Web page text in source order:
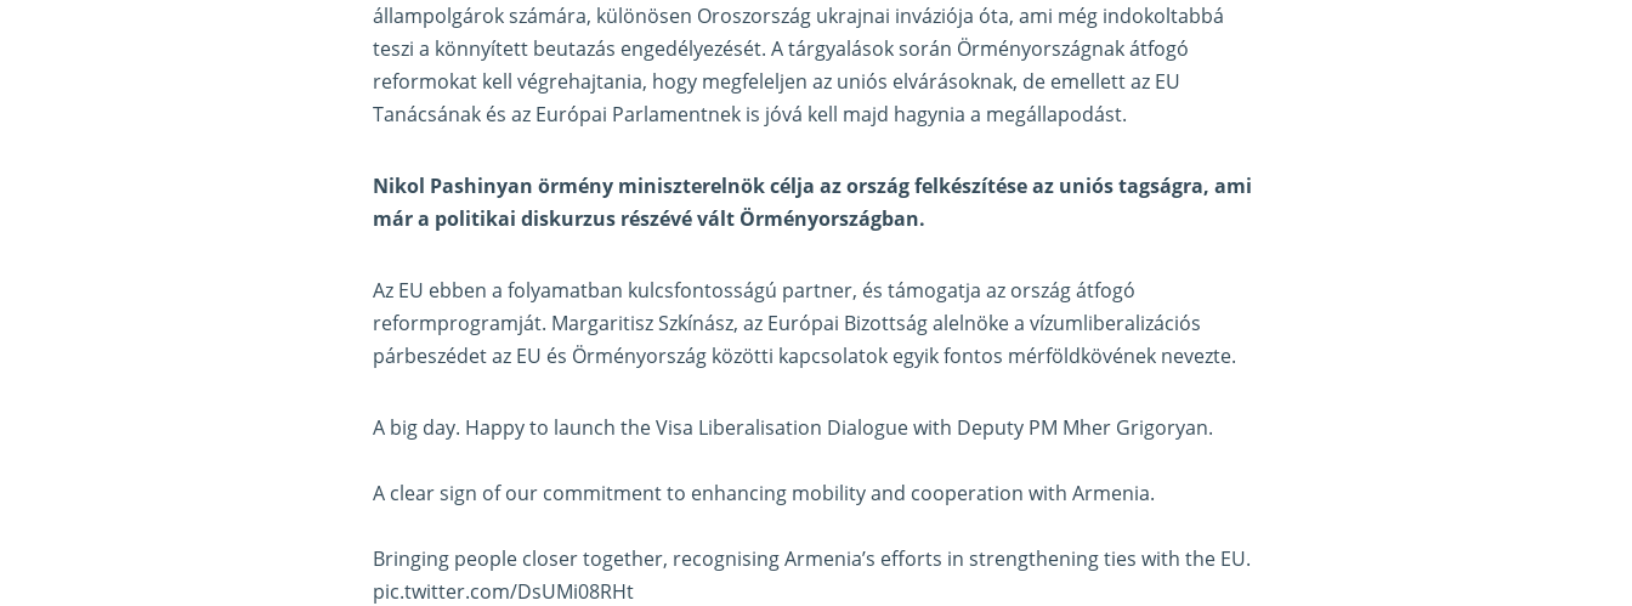
állampolgárok számára, különösen Oroszország ukrajnai inváziója óta, ami még indokoltabbá
teszi a könnyített beutazás engedélyezését. A tárgyalások során Örményországnak átfogó
reformokat kell végrehajtania, hogy megfeleljen az uniós elvárásoknak, de emellett az EU
Tanácsának és az Európai Parlamentnek is jóvá kell majd hagynia a megállapodást.
Nikol Pashinyan örmény miniszterelnök célja az ország felkészítése az uniós tagságra, ami
már a politikai diskurzus részévé vált Örményországban.
Az EU ebben a folyamatban kulcsfontosságú partner, és támogatja az ország átfogó
reformprogramját. Margaritisz Szkínász, az Európai Bizottság alelnöke a vízumliberalizációs
párbeszédet az EU és Örményország közötti kapcsolatok egyik fontos mérföldkövének nevezte.
A big day. Happy to launch the Visa Liberalisation Dialogue with Deputy PM Mher Grigoryan.
A clear sign of our commitment to enhancing mobility and cooperation with Armenia.
Bringing people closer together, recognising Armenia’s efforts in strengthening ties with the EU.
pic.twitter.com/DsUMi08RHt